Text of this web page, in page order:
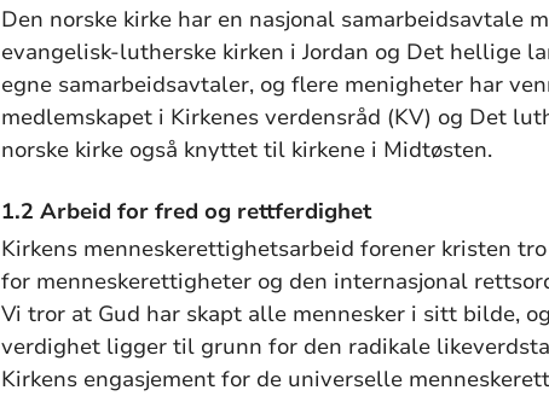
Den norske kirke har en nasjonal samarbeidsavtale
evangelisk-lutherske kirken i Jordan og Det hellige
egne samarbeidsavtaler, og flere menigheter har
medlemskapet i Kirkenes verdensråd (KV) og Det
norske kirke også knyttet til kirkene i Midtøsten.
1.2 Arbeid for fred og rettferdighet
Kirkens menneskerettighetsarbeid forener kristen
for menneskerettigheter og den internasjonal
Vi tror at Gud har skapt alle mennesker i sitt bilde,
verdighet ligger til grunn for den radikale
Kirkens engasjement for de universelle